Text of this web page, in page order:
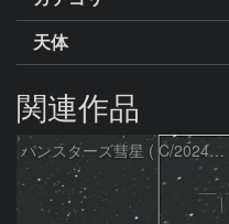
天体
関連作品
パンスターズ彗星 ( C/2024R4 )：2026/07/27